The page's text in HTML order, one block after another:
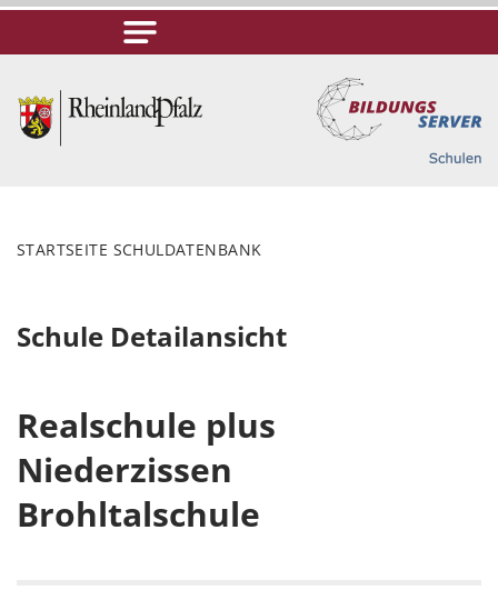
STARTSEITE SCHULDATENBANK
Schule Detailansicht
Realschule plus
Niederzissen
Brohltalschule